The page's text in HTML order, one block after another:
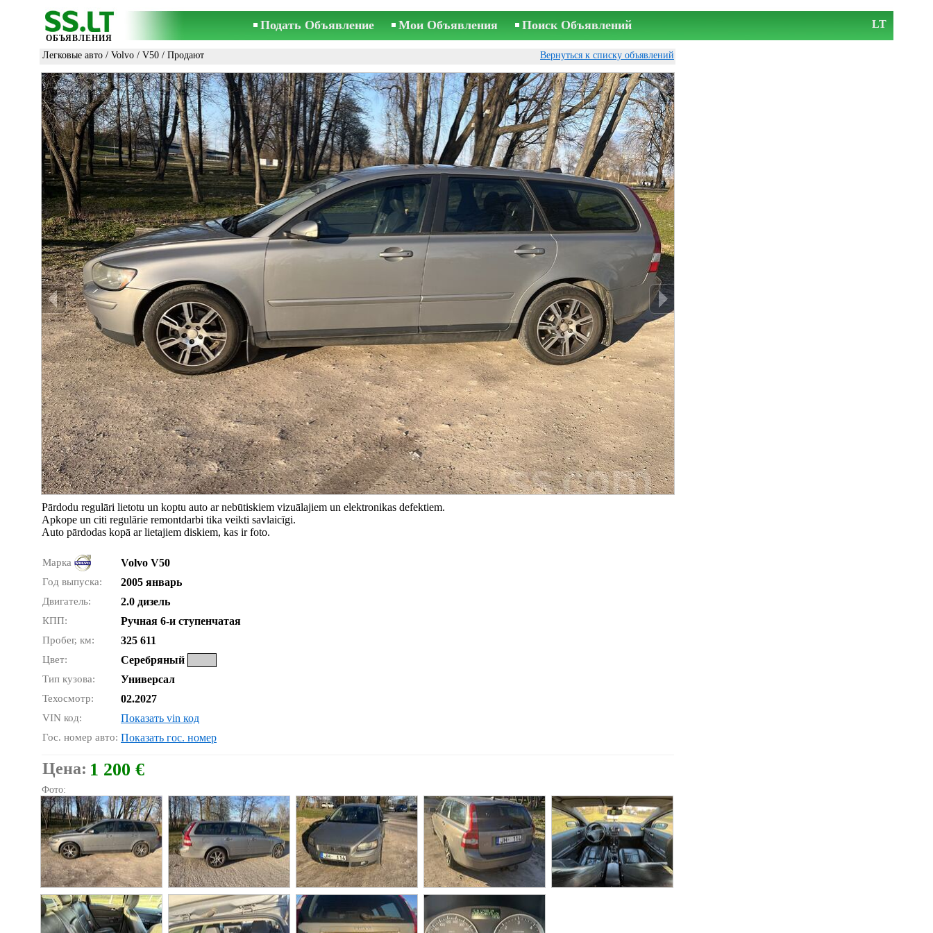
ОБЪЯВЛЕНИЯ
Подать Объявление Мои Объявления Поиск Объявлений LT
Легковые авто / Volvo / V50 / Продают Вернуться к списку объявлений
Pārdodu regulāri lietotu un koptu auto ar nebūtiskiem vizuālajiem un elektronikas defektiem.
Apkope un citi regulārie remontdarbi tika veikti savlaicīgi.
Auto pārdodas kopā ar lietajiem diskiem, kas ir foto.
Марка Volvo V50
Год выпуска: 2005 январь
Двигатель: 2.0 дизель
КПП: Ручная 6-и ступенчатая
Пробег, км: 325 611
Цвет: Серебряный
Тип кузова: Универсал
Техосмотр: 02.2027
VIN код: Показать vin код
Гос. номер авто: Показать гос. номер
Цена: 1 200 €
Фото: